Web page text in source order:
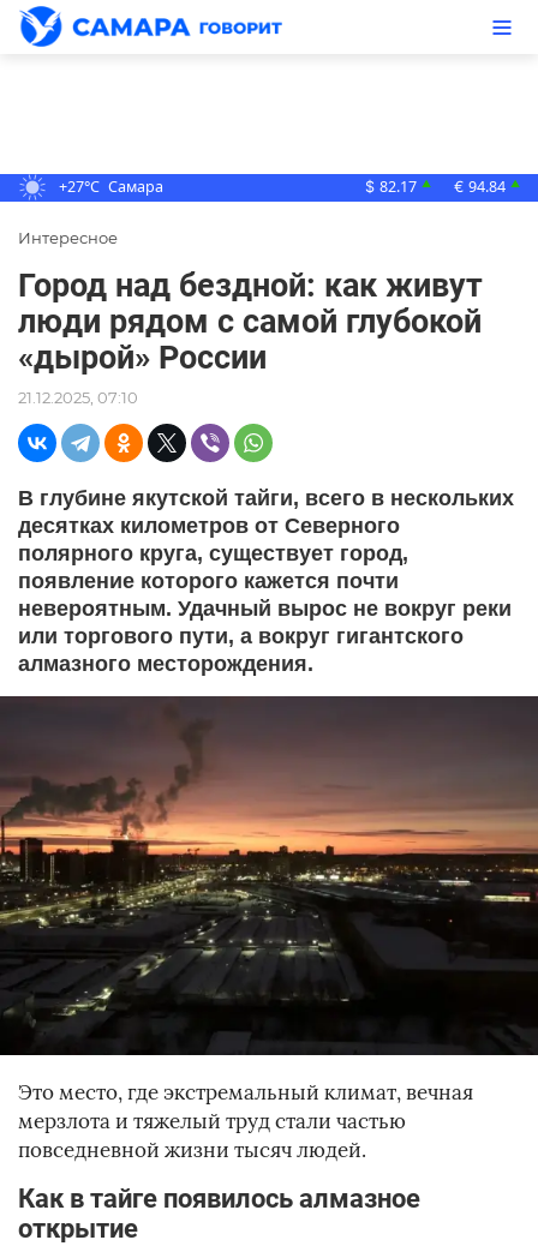
+27°C Самара $ 82.17 ▲ € 94.84 ▲
Интересное
Город над бездной: как живут
люди рядом с самой глубокой
«дырой» России
21.12.2025, 07:10
В глубине якутской тайги, всего в нескольких
десятках километров от Северного
полярного круга, существует город,
появление которого кажется почти
невероятным. Удачный вырос не вокруг реки
или торгового пути, а вокруг гигантского
алмазного месторождения.
Это место, где экстремальный климат, вечная
мерзлота и тяжелый труд стали частью
повседневной жизни тысяч людей.
Как в тайге появилось алмазное
открытие